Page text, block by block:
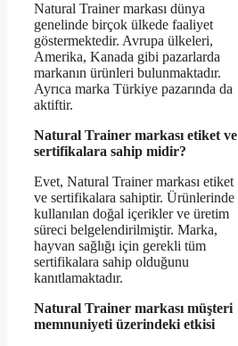
Natural Trainer markası dünya
genelinde birçok ülkede faaliyet
göstermektedir. Avrupa ülkeleri,
Amerika, Kanada gibi pazarlarda
markanın ürünleri bulunmaktadır.
Ayrıca marka Türkiye pazarında da
aktiftir.
Natural Trainer markası etiket ve
sertifikalara sahip midir?
Evet, Natural Trainer markası etiket
ve sertifikalara sahiptir. Ürünlerinde
kullanılan doğal içerikler ve üretim
süreci belgelendirilmiştir. Marka,
hayvan sağlığı için gerekli tüm
sertifikalara sahip olduğunu
kanıtlamaktadır.
Natural Trainer markası müşteri
memnuniyeti üzerindeki etkisi